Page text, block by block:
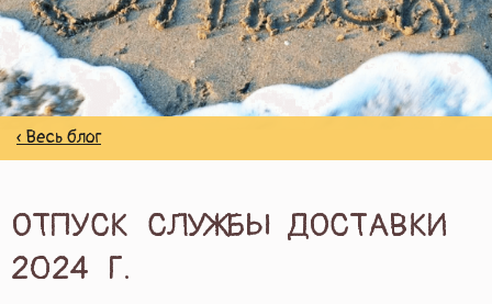
ДЛЯ ЗДОРОВЬЯ
ПОДАРКИ И ПОДАРОЧНЫЕ НАБОРЫ
« Весь блог
ОТПУСК СЛУЖБЫ ДОСТАВКИ
2024 Г.